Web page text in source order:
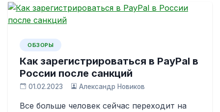
ОБЗОРЫ
Как зарегистрироваться в PayPal в
России после санкций
01.02.2023 Александр Новиков
Все больше человек сейчас переходит на